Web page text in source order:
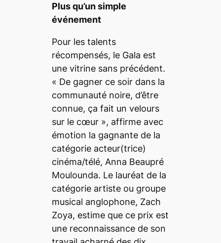
Plus qu’un simple
événement
Pour les talents
récompensés, le Gala est
une vitrine sans précédent.
« De gagner ce soir dans la
communauté noire, d’être
connue, ça fait un velours
sur le cœur », affirme avec
émotion la gagnante de la
catégorie acteur(trice)
cinéma/télé, Anna Beaupré
Moulounda. Le lauréat de la
catégorie artiste ou groupe
musical anglophone, Zach
Zoya, estime que ce prix est
une reconnaissance de son